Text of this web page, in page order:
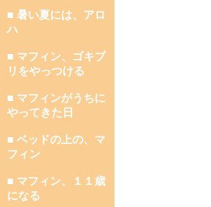
■ 暑い夏には、アロ
ハ
■ マフィン、ゴキブ
リをやっつける
■ マフィンがうちに
やってきた日
■ ベッドの上の、マ
フィン
■ マフィン、１１歳
になる